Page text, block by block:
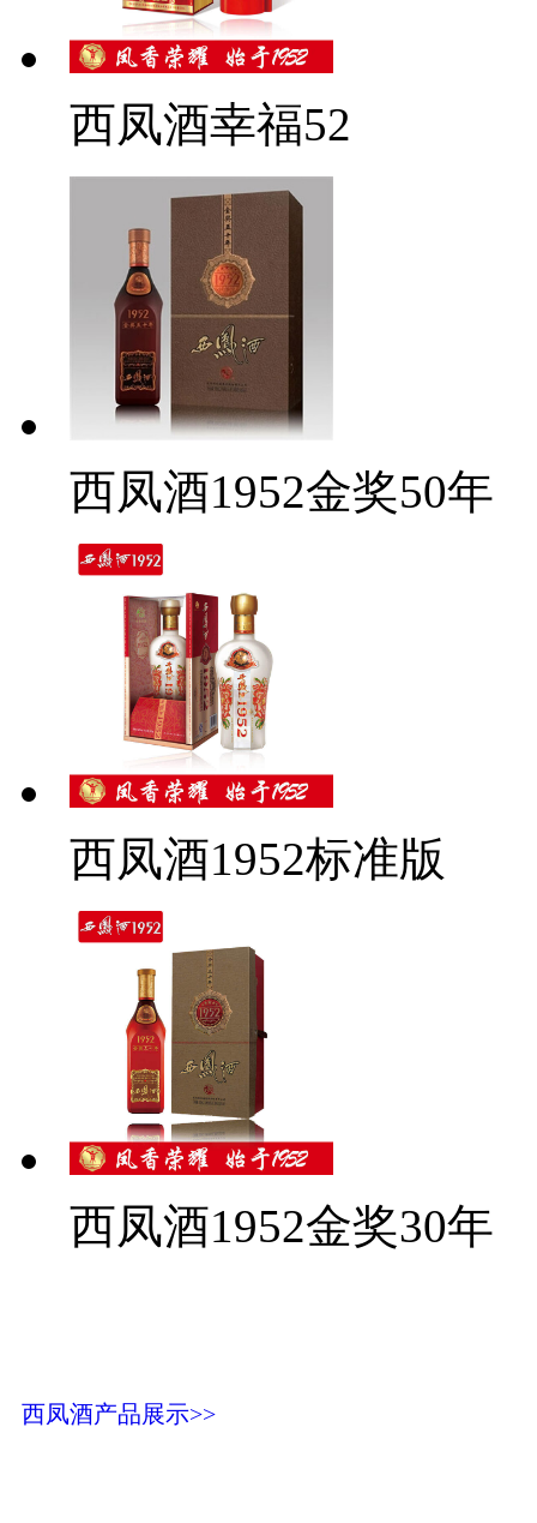
西凤酒幸福52
西凤酒1952金奖50年
西凤酒1952标准版
西凤酒1952金奖30年
西凤酒产品展示>>